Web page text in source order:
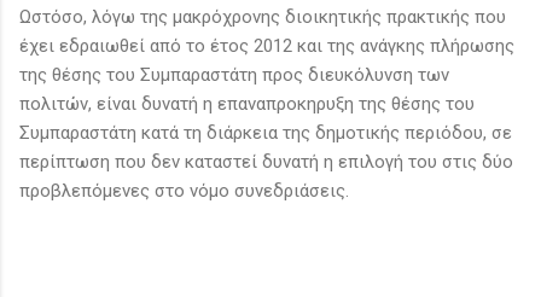
Ωστόσο, λόγω της μακρόχρονης διοικητικής πρακτικής που
έχει εδραιωθεί από το έτος 2012 και της ανάγκης πλήρωσης
της θέσης του Συμπαραστάτη προς διευκόλυνση των
πολιτών, είναι δυνατή η επαναπροκηρυξη της θέσης του
Συμπαραστάτη κατά τη διάρκεια της δημοτικής περιόδου, σε
περίπτωση που δεν καταστεί δυνατή η επιλογή του στις δύο
προβλεπόμενες στο νόμο συνεδριάσεις.